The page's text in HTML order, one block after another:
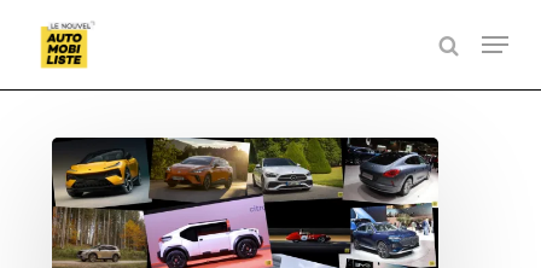
search
Menu
Rétrospective
2022
:
les